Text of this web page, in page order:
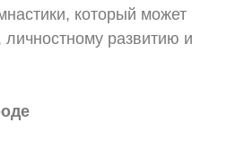
который может
развитию и